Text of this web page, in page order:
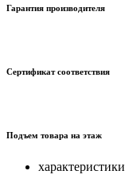
Гарантия производителя
Сертификат соответствия
Подъем товара на этаж
характеристики